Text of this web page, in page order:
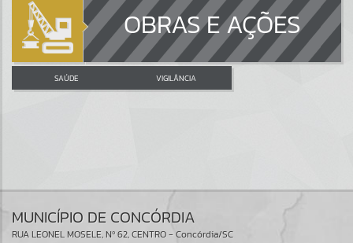
OBRAS E AÇÕES
SAÚDE VIGILÂNCIA
MUNICÍPIO DE CONCÓRDIA
RUA LEONEL MOSELE, Nº 62, CENTRO - Concórdia/SC